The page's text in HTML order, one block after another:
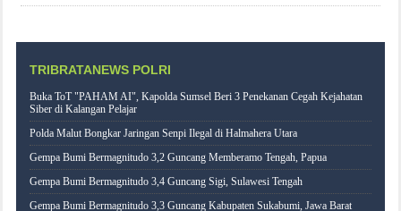
TRIBRATANEWS POLRI
Buka ToT "PAHAM AI", Kapolda Sumsel Beri 3 Penekanan Cegah Kejahatan
Siber di Kalangan Pelajar
Polda Malut Bongkar Jaringan Senpi Ilegal di Halmahera Utara
Gempa Bumi Bermagnitudo 3,2 Guncang Memberamo Tengah, Papua
Gempa Bumi Bermagnitudo 3,4 Guncang Sigi, Sulawesi Tengah
Gempa Bumi Bermagnitudo 3,3 Guncang Kabupaten Sukabumi, Jawa Barat